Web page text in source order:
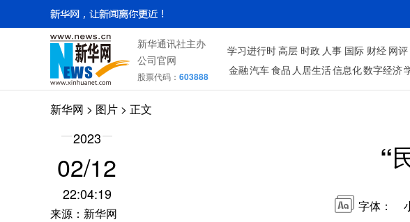
新华通讯社主办
公司官网
股票代码： 603888
学习进行时高层 时政 人事 国际 财经 网评
金融汽车食品 人居生活信息化数字经济
新华网 > 图片 > 正文
2023
02/12
22:04:19
来源：新华网
“
字体：